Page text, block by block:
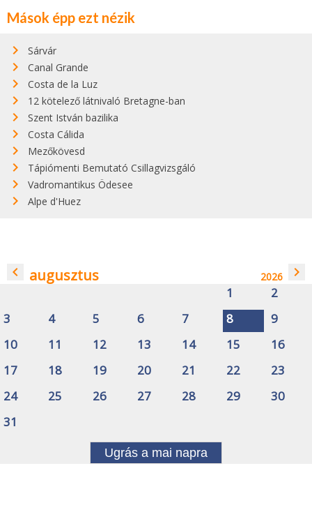
Mások épp ezt nézik
Sárvár
Canal Grande
Costa de la Luz
12 kötelező látnivaló Bretagne-ban
Szent István bazilika
Costa Cálida
Mezőkövesd
Tápiómenti Bemutató Csillagvizsgáló
Vadromantikus Ödesee
Alpe d'Huez
navigate_before augusztus 2026 navigate_next
1
2
3
4 5 6 7 8
9
10
11 12 13 14 15
16
17
18 19 20 21 22
23
24
25 26 27 28 29
30
31
Ugrás a mai napra